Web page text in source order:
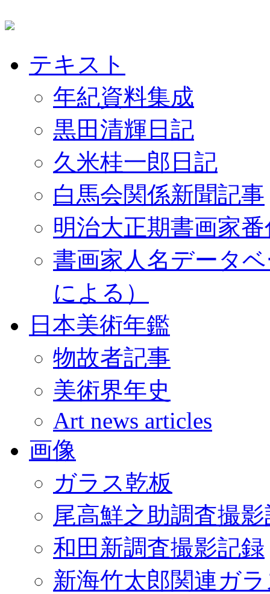
テキスト
年紀資料集成
黒田清輝日記
久米桂一郎日記
白馬会関係新聞記事
明治大正期書画家
書画家人名データ
による）
日本美術年鑑
物故者記事
美術界年史
Art news articles
画像
ガラス乾板
尾高鮮之助調査撮
和田新調査撮影記録
新海竹太郎関連ガ